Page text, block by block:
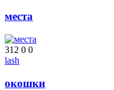
места
312 0 0
lash
окошки